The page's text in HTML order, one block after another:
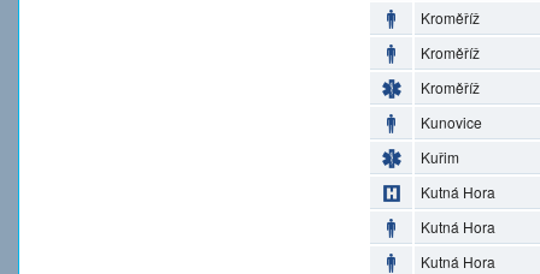
Kroměříž
Kroměříž
Kroměříž
Kunovice
Kuřim
Kutná Hora
Kutná Hora
Kutná Hora